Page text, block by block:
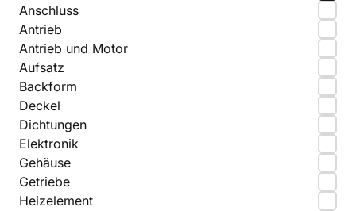
Anschluss
Antrieb
Antrieb und Motor
Aufsatz
Backform
Deckel
Dichtungen
Elektronik
Gehäuse
Getriebe
Heizelement